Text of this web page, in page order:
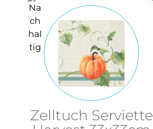
Zelltuch Serviette